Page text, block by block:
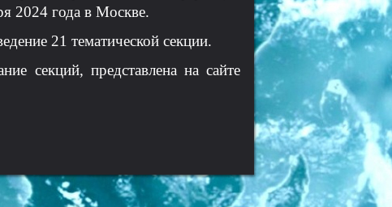
2024 года в Москве.
21 тематической секции.
секций, представлена на сайте